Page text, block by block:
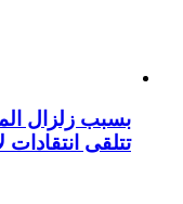
بسبب زلزال
تتلقى انتقادات